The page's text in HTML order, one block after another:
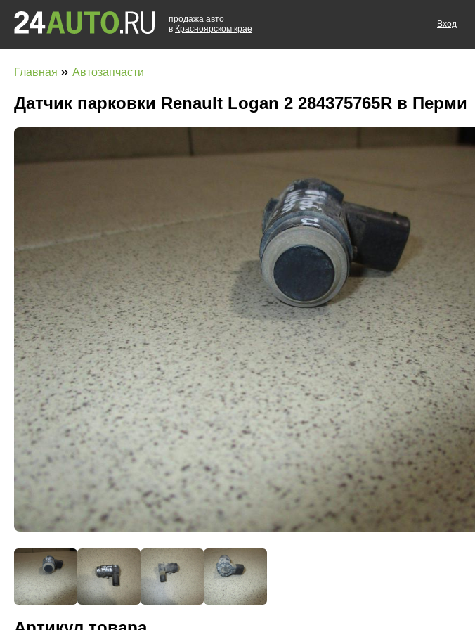
продажа авто
в Красноярском крае
Вход
Главная » Автозапчасти
Датчик парковки Renault Logan 2 284375765R в Перми